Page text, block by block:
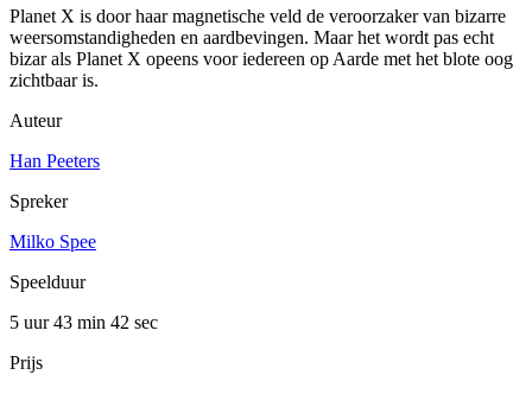
Planet X is door haar magnetische veld de veroorzaker van bizarre
weersomstandigheden en aardbevingen. Maar het wordt pas echt
bizar als Planet X opeens voor iedereen op Aarde met het blote oog
zichtbaar is.
Auteur
Han Peeters
Spreker
Milko Spee
Speelduur
5 uur 43 min 42 sec
Prijs